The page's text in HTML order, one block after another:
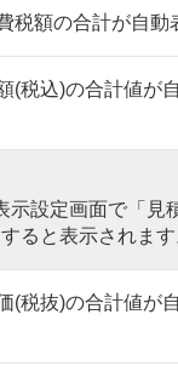
税額の合計が自動
(税込)の合計値が
示設定画面で「見
ると表示されます
(税抜)の合計値が